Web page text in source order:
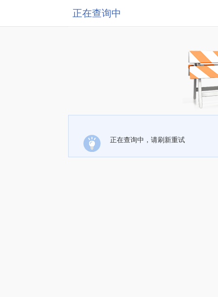
正在查询中
正在查询中，请刷新重试